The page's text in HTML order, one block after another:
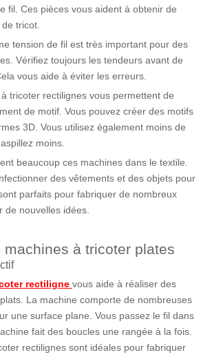
fil. Ces pièces vous aident à obtenir de
tricot.
tension de fil est très important pour des
Vérifiez toujours les tendeurs avant de
vous aide à éviter les erreurs.
tricoter rectilignes vous permettent de
de motif. Vous pouvez créer des motifs
3D. Vous utilisez également moins de
moins.
beaucoup ces machines dans le textile.
des vêtements et des objets pour
parfaits pour fabriquer de nombreux
de nouvelles idées.
machines à tricoter plates
rectiligne vous aide à réaliser des
La machine comporte de nombreuses
une surface plane. Vous passez le fil dans
fait des boucles une rangée à la fois.
rectilignes sont idéales pour fabriquer